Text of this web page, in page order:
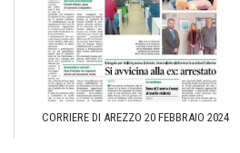
CORRIERE DI AREZZO 20 FEBBRAIO 2024